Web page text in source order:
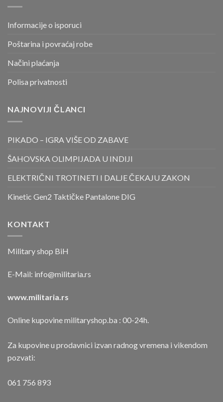
Informacije o isporuci
Poštarina i povraćaj robe
Načini plaćanja
Polisa privatnosti
NAJNOVIJI ČLANCI
PIKADO – IGRA VIŠE OD ZABAVE
ŠAHOVSKA OLIMPIJADA U INDIJI
ELEKTRIČNI TROTINETI I DALJE ČEKAJU ZAKON
Kinetic Gen2 Taktičke Pantalone DIG
KONTAKT
Military shop BiH
E-Mail: info@militaria.rs
www.militaria.rs
Online kupovine militaryshop.ba : 00-24h.
Za kupovine u prodavnici izvan radnog vremena i vikendom
pozvati:
061 756 893